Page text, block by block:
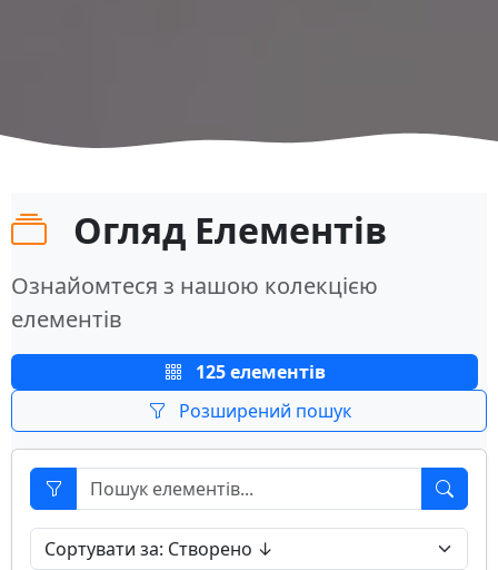
Огляд Елементів
Ознайомтеся з нашою колекцією
елементів
125 елементів
Розширений пошук